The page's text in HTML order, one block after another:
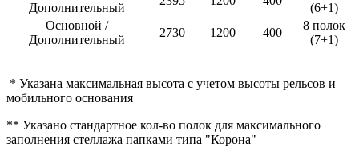
Дополнительный
(6+1)
Основной /
Дополнительный
2730 1200 400
8 полок
(7+1)
* Указана максимальная высота с учетом высоты рельсов и
мобильного основания
** Указано стандартное кол-во полок для максимального
заполнения стеллажа папками типа "Корона"